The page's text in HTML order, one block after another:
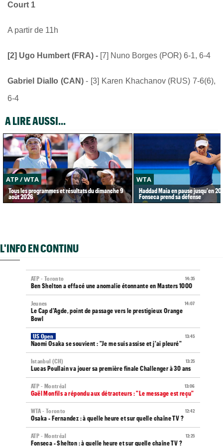
Court 1
A partir de 11h
[2] Ugo Humbert (FRA) - [7] Nuno Borges (POR) 6-1, 6-4
Gabriel Diallo (CAN)- [3] Karen Khachanov (RUS) 7-6(6),
6-4
A LIRE AUSSI...
ATP / WTA
Tous les programmes et résultats du dimanche 9
août 2026
WTA
Haddad Maia en pause jusqu'en
Fonseca prend sa défense
L'INFO EN CONTINU
14:35
ATP - Toronto
Ben Shelton a effacé une anomalie étonnante en Masters 1000
14:07
Jeunes
Le Cap d'Agde, point de passage vers le prestigieux Orange
Bowl
13:45
US Open
Naomi Osaka se souvient : "Je me suis assise et j'ai pleuré"
13:25
Istanbul (CH)
Lucas Poullain va jouer sa première finale Challenger à 30 ans
13:06
ATP - Montréal
Gaël Monfils a répondu aux détracteurs : "Le message est reçu"
12:42
WTA - Toronto
Osaka - Fernandez : à quelle heure et sur quelle chaîne TV ?
12:25
ATP - Montréal
Fonseca - Shelton : à quelle heure et sur quelle chaîne TV ?